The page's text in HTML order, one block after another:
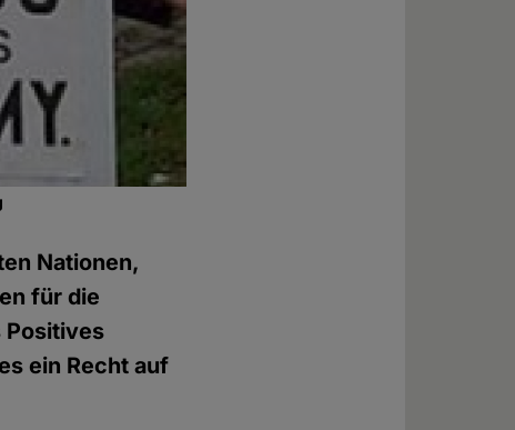
Nationen,
für die
Positives
ein Recht auf